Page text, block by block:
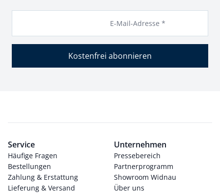
E-Mail-Adresse *
Kostenfrei abonnieren
Service
Häufige Fragen
Bestellungen
Zahlung & Erstattung
Lieferung & Versand
Unternehmen
Pressebereich
Partnerprogramm
Showroom Widnau
Über uns